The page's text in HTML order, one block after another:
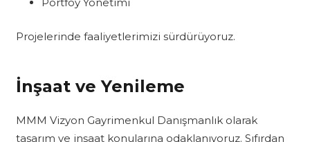
Projelerinde faaliyetlerimizi sürdürüyoruz.
İnşaat ve Yenileme
MMM Vizyon Gayrimenkul Danışmanlık olarak
tasarım ve inşaat konularına odaklanıyoruz. Sıfırdan